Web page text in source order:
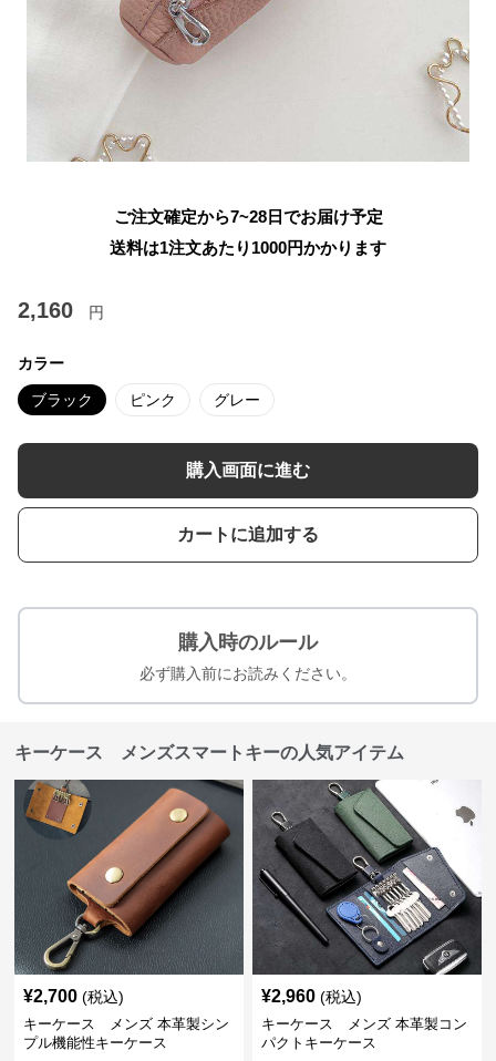
ご注文確定から7~28日でお届け予定
送料は1注文あたり 1000円かかります
2,160 円
カラー
ブラック ピンク グレー
購入画面に進む
カートに追加する
購入時のルール
必ず購入前にお読みください。
キーケース メンズスマートキーの人気アイテム
¥2,700 (税込)
キーケース メンズ 本革製シン
プル機能性キーケース
¥2,960 (税込)
キーケース メンズ 本革製コン
パクトキーケース